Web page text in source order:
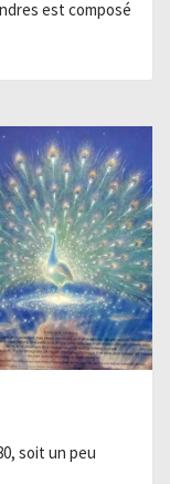
est composé
soit un peu